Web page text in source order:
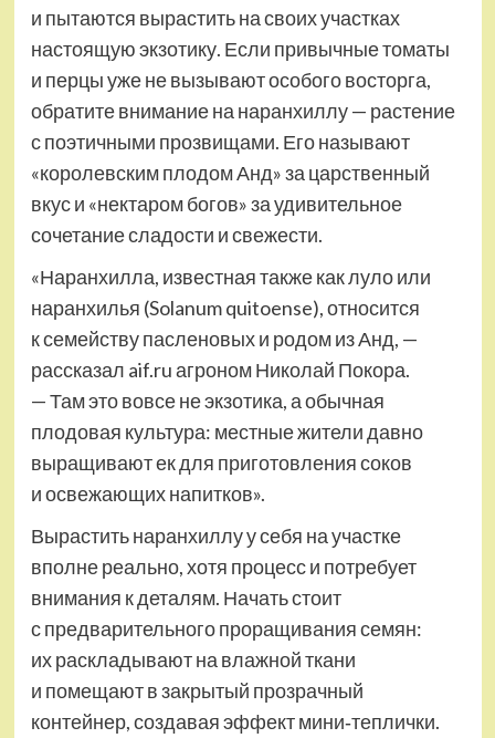
и пытаются вырастить на своих участках
настоящую экзотику. Если привычные томаты
и перцы уже не вызывают особого восторга,
обратите внимание на наранхиллу — растение
с поэтичными прозвищами. Его называют
«королевским плодом Анд» за царственный
вкус и «нектаром богов» за удивительное
сочетание сладости и свежести.
«Наранхилла, известная также как луло или
наранхилья (Solanum quitoense), относится
к семейству пасленовых и родом из Анд, —
рассказал aif.ru агроном Николай Покора.
— Там это вовсе не экзотика, а обычная
плодовая культура: местные жители давно
выращивают ек для приготовления соков
и освежающих напитков».
Вырастить наранхиллу у себя на участке
вполне реально, хотя процесс и потребует
внимания к деталям. Начать стоит
с предварительного проращивания семян:
их раскладывают на влажной ткани
и помещают в закрытый прозрачный
контейнер, создавая эффект мини‐теплички.